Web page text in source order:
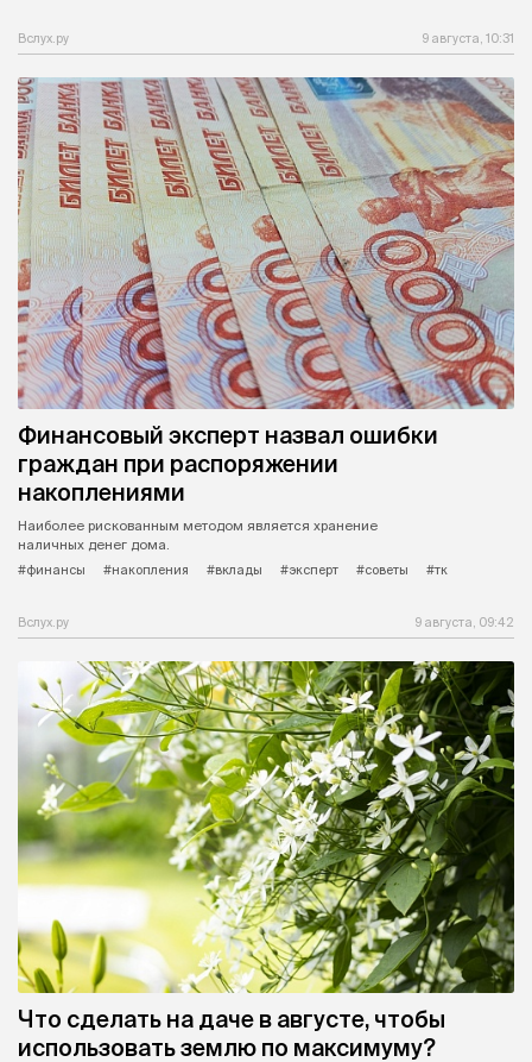
Вслух.ру 9 августа, 10:31
Финансовый эксперт назвал ошибки
граждан при распоряжении
накоплениями
Наиболее рискованным методом является хранение
наличных денег дома.
#финансы
#накопления #вклады #эксперт #советы #тк
Вслух.ру 9 августа, 09:42
Что сделать на даче в августе, чтобы
использовать землю по максимуму?